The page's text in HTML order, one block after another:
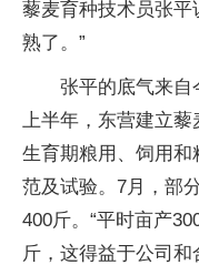
藜麦育种技术员张平
熟了。”
张平的底气来自
上半年，东营建立藜
生育期粮用、饲用
范及试验。7月，部
400斤。“平时亩产
斤，这得益于公司